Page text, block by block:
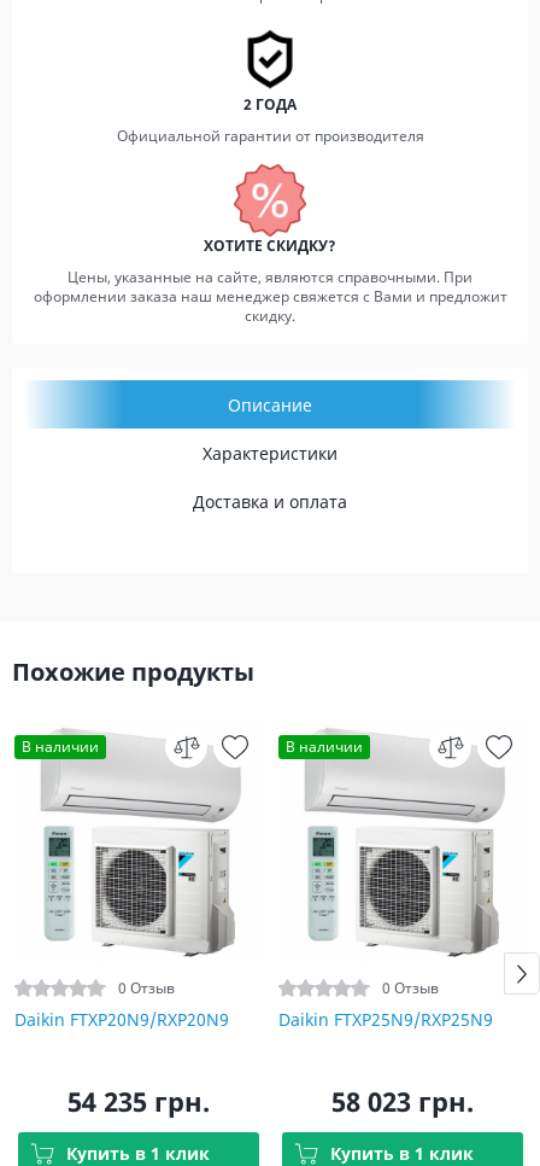
2 ГОДА
Официальной гарантии от производителя
ХОТИТЕ СКИДКУ?
Цены, указанные на сайте, являются справочными. При
оформлении заказа наш менеджер свяжется с Вами и предложит
скидку.
Описание
Характеристики
Доставка и оплата
Похожие продукты
В наличии
0 Отзыв
Daikin FTXP20N9/RXP20N9
54 235 грн.
Купить в 1 клик
В наличии
0 Отзыв
Daikin FTXP25N9/RXP25N9
58 023 грн.
Купить в 1 клик